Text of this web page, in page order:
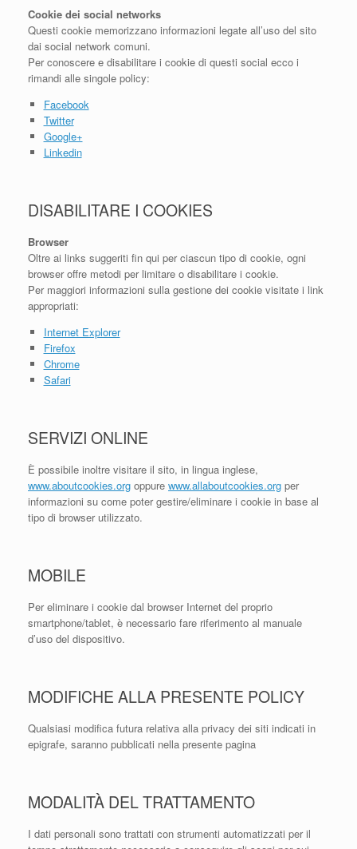
Cookie dei social networks
Questi cookie memorizzano informazioni legate all’uso del sito
dai social network comuni.
Per conoscere e disabilitare i cookie di questi social ecco i
rimandi alle singole policy:
Facebook
Twitter
Google+
Linkedin
DISABILITARE I COOKIES
Browser
Oltre ai links suggeriti fin qui per ciascun tipo di cookie, ogni
browser offre metodi per limitare o disabilitare i cookie.
Per maggiori informazioni sulla gestione dei cookie visitate i link
appropriati:
Internet Explorer
Firefox
Chrome
Safari
SERVIZI ONLINE
È possibile inoltre visitare il sito, in lingua inglese,
www.aboutcookies.org oppure www.allaboutcookies.org per
informazioni su come poter gestire/eliminare i cookie in base al
tipo di browser utilizzato.
MOBILE
Per eliminare i cookie dal browser Internet del proprio
smartphone/tablet, è necessario fare riferimento al manuale
d’uso del dispositivo.
MODIFICHE ALLA PRESENTE POLICY
Qualsiasi modifica futura relativa alla privacy dei siti indicati in
epigrafe, saranno pubblicati nella presente pagina
MODALITÀ DEL TRATTAMENTO
I dati personali sono trattati con strumenti automatizzati per il